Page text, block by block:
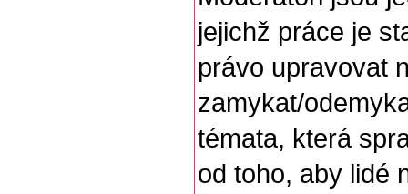
jejichž práce je
právo upravovat
zamykat/
témata, která
od toho, aby lidé